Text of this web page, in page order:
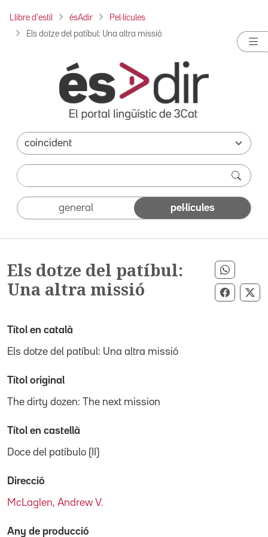
Llibre d'estil ésAdir Pel·lícules
Els dotze del patíbul: Una altra missió
general pel·lícules
Els dotze del patíbul:
Una altra missió
Títol en català
Els dotze del patíbul: Una altra missió
Títol original
The dirty dozen: The next mission
Títol en castellà
Doce del patíbulo (II)
Direcció
McLaglen, Andrew V.
Any de producció